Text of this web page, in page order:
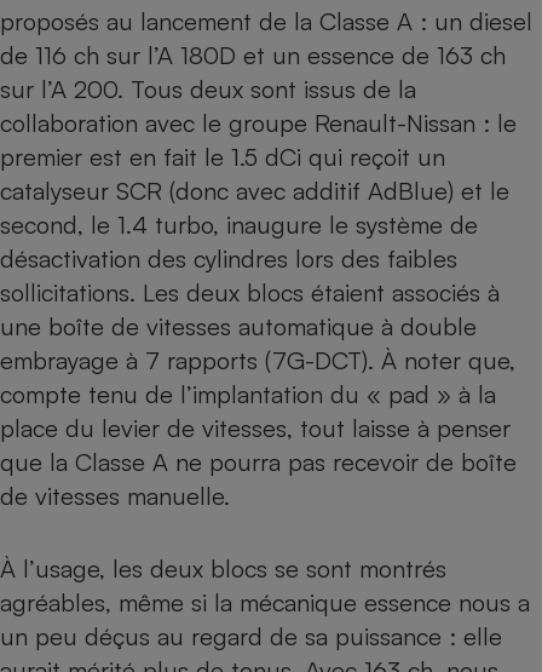
proposés au lancement de la Classe A : un diesel
de 116 ch sur l’A 180D et un essence de 163 ch
sur l’A 200. Tous deux sont issus de la
collaboration avec le groupe Renault-Nissan : le
premier est en fait le 1.5 dCi qui reçoit un
catalyseur SCR (donc avec additif AdBlue) et le
second, le 1.4 turbo, inaugure le système de
désactivation des cylindres lors des faibles
sollicitations. Les deux blocs étaient associés à
une boîte de vitesses automatique à double
embrayage à 7 rapports (7G-DCT). À noter que,
compte tenu de l’implantation du « pad » à la
place du levier de vitesses, tout laisse à penser
que la Classe A ne pourra pas recevoir de boîte
de vitesses manuelle.
À l’usage, les deux blocs se sont montrés
agréables, même si la mécanique essence nous a
un peu déçus au regard de sa puissance : elle